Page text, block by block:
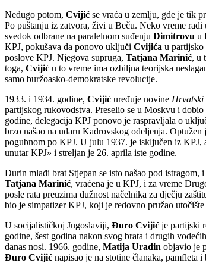
Nedugo potom, Cvijić se vraća u zemlju, gde je tik
Po puštanju iz zatvora, živi u Beču. Neko vreme radi
svedok odbrane na paralelnom suđenju Dimitrovu u
KPJ, pokušava da ponovo uključi Cvijića u partijsko
poslove KPJ. Njegova supruga, Tatjana Marinić, u
toga, Cvijić u to vreme ima ozbiljna teorijska
samo buržoasko-demokratske revolucije.
1933. i 1934. godine, Cvijić uređuje novine Hrvatski
partijskog rukovodstva. Preselio se u Moskvu i
godine, delegacija KPJ ponovo je raspravljala o
brzo našao na udaru Kadrovskog odeljenja.
pogubnom po KPJ. U julu 1937. je isključen iz
unutar KPJ» i streljan je 26. aprila iste godine.
Đurin mlađi brat Stjepan se isto našao pod
Tatjana Marinić, vraćena je u KPJ, i za vreme
posle rata preuzima dužnost načelnika za dječju
bio je simpatizer KPJ, koji je redovno pružao utočište
U socijalističkoj Jugoslaviji, Đuro Cvijić je partijski
godine, šest godina nakon svog brata i drugih
danas nosi. 1966. godine, Matija Uradin objavio je
Đuro Cvijić napisao je na stotine članaka, pamfleta